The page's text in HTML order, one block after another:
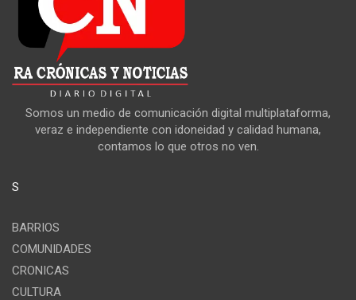
Somos un medio de comunicación digital multiplataforma,
veraz e independiente con idoneidad y calidad humana,
contamos lo que otros no ven.
S
BARRIOS
COMUNIDADES
CRONICAS
CULTURA